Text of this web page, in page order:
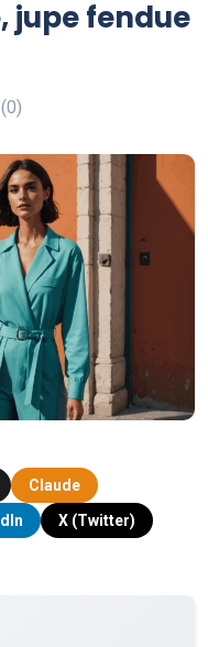
jupe fendue
Claude
X (Twitter)